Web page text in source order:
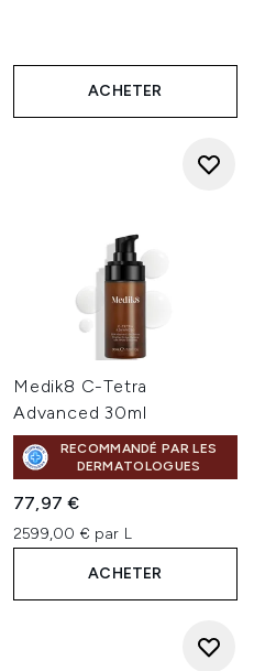
ACHETER
Medik8 C-Tetra
Advanced 30ml
RECOMMANDÉ PAR LES
DERMATOLOGUES
77,97 €
2599,00 € par L
ACHETER